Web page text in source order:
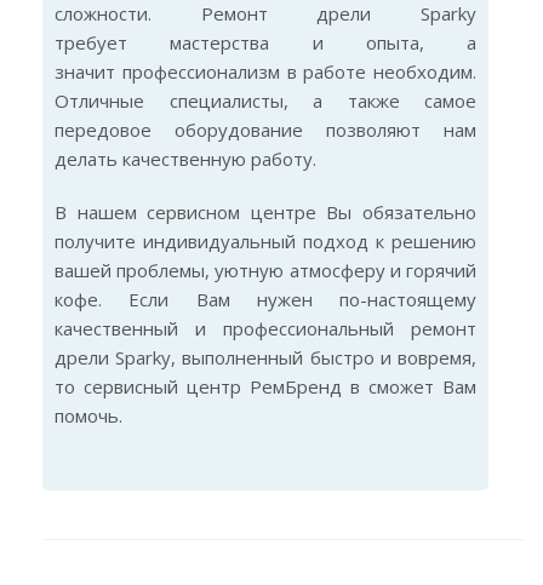
сложности. Ремонт дрели Sparky
требует мастерства и опыта, а
значит профессионализм в работе необходим.
Отличные специалисты, а также самое
передовое оборудование позволяют нам
делать качественную работу.
В нашем сервисном центре Вы обязательно
получите индивидуальный подход к решению
вашей проблемы, уютную атмосферу и горячий
кофе. Если Вам нужен по-настоящему
качественный и профессиональный ремонт
дрели Sparky, выполненный быстро и вовремя,
то сервисный центр РемБренд в сможет Вам
помочь.